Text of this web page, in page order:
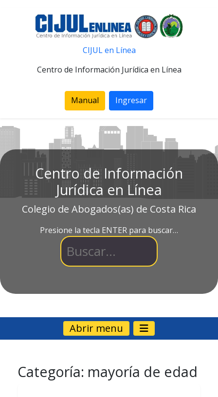
CIJUL en Línea
Centro de Información Jurídica en Línea
Manual Ingresar
Centro de Información
Jurídica en Línea
Colegio de Abogados(as) de Costa Rica
Presione la tecla ENTER para buscar…
Abrir menu
Categoría: mayoría de edad